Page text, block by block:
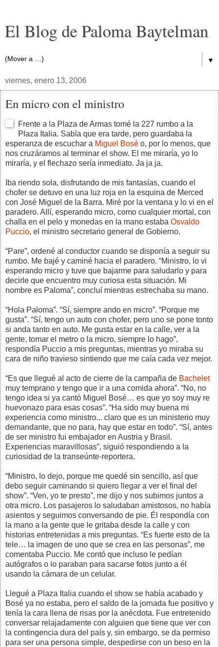
El Blog de Paloma Baytelman
▼
viernes, enero 13, 2006
En micro con el ministro
Frente a la Plaza de Armas tomé la 227 rumbo a la
Plaza Italia. Sabía que era tarde, pero guardaba la
esperanza de escuchar a Miguel Bosé o, por lo menos, que
nos cruzáramos al terminar el show. El me miraría, yo lo
miraría, y el flechazo sería inmediato. Ja ja ja.
Iba riendo sola, disfrutando de mis fantasías, cuando el
chofer se detuvo en una luz roja en la esquina de Merced
con José Miguel de la Barra. Miré por la ventana y lo vi en el
paradero. Allí, esperando micro, como cualquier mortal, con
challa en el pelo y monedas en la mano estaba Osvaldo
Puccio, el ministro secretario general de Gobierno.
“Pare”, ordené al conductor cuando se disponía a seguir su
rumbo. Me bajé y caminé hacia el paradero. “Ministro, lo vi
esperando micro y tuve que bajarme para saludarlo y para
decirle que encuentro muy curiosa esta situación. Mi
nombre es Paloma”, concluí mientras estrechaba su mano.
“Hola Paloma”. “Sí, siempre ando en micro”. “Porque me
gusta”. “Sí, tengo un auto con chofer, pero uno se pone tonto
si anda tanto en auto. Me gusta estar en la calle, ver a la
gente, tomar el metro o la micro, siempre lo hago”,
respondía Puccio a mis preguntas, mientras yo miraba su
cara de niño travieso sintiendo que me caía cada vez mejor.
“Es que llegué al acto de cierre de la campaña de Bachelet
muy temprano y tengo que ir a una comida ahora”. “No, no
tengo idea si ya cantó Miguel Bosé… es que yo soy muy re
huevonazo para esas cosas”. “Ha sido muy buena mi
experiencia como ministro... claro que es un ministerio muy
demandante, que no para, hay que estar en todo”. “Sí, antes
de ser ministro fui embajador en Austria y Brasil.
Experiencias maravillosas”, siguió respondiendo a la
curiosidad de la transeúnte-reportera.
“Ministro, lo dejo, porque me quedé sin sencillo, así que
debo seguir caminando si quiero llegar a ver el final del
show”. “Ven, yo te presto”, me dijo y nos subimos juntos a
otra micro. Los pasajeros lo saludaban amistosos, no había
asientos y seguimos conversando de pie. Él respondía con
la mano a la gente que le gritaba desde la calle y con
historias entretenidas a mis preguntas. “Es fuerte esto de la
tele… la imagen de uno que se crea en las personas”, me
comentaba Puccio. Me contó que incluso le pedían
autógrafos o lo paraban para sacarse fotos junto a él
usando la cámara de un celular.
Llegué a Plaza Italia cuando el show se había acabado y
Bosé ya no estaba, pero el saldo de la jornada fue positivo y
tenía la cara llena de risas por la anécdota. Fue entretenido
conversar relajadamente con alguien que tiene que ver con
la contingencia dura del país y, sin embargo, se da permiso
para ser una persona simple, despedirse con un beso en la